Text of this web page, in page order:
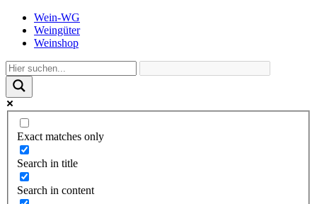
Wein-WG
Weingüter
Weinshop
Exact matches only
Search in title
Search in content